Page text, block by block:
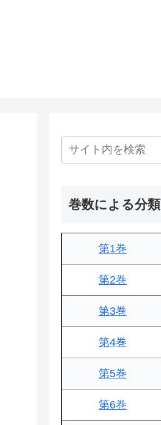
巻数による分類
第1巻
第2巻
第3巻
第4巻
第5巻
第6巻